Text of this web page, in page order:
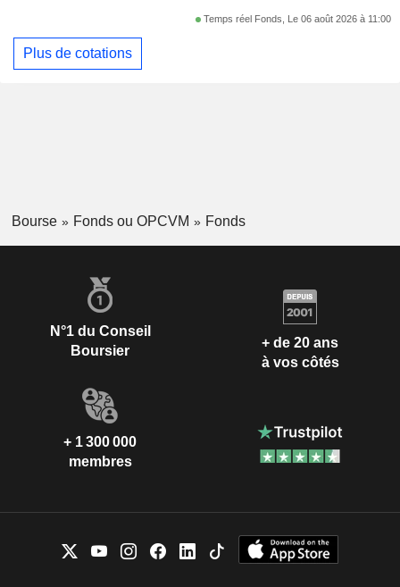
Temps réel Fonds, Le 06 août 2026 à 11:00
Plus de cotations
Bourse Fonds ou OPCVM Fonds
N°1 du Conseil
Boursier
+ de 20 ans
à vos côtés
+ 1 300 000
membres